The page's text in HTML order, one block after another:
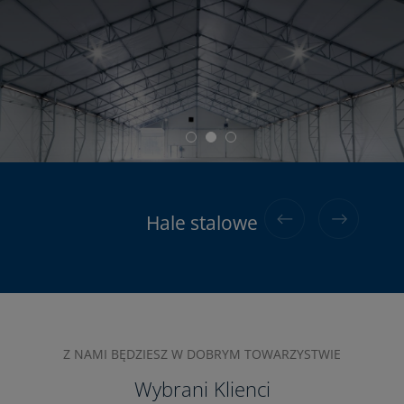
Hale aluminiowe
Hale stalowe
Hale stalowe do 120kg/m2 śniegu
Z NAMI BĘDZIESZ W DOBRYM TOWARZYSTWIE
Wybrani Klienci